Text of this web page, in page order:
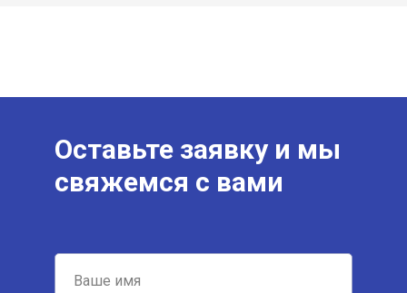
Оставьте заявку и мы
свяжемся с вами